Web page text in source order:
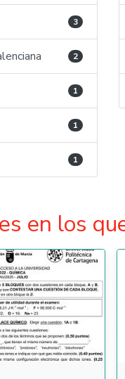
3
2
1
1
1
en los